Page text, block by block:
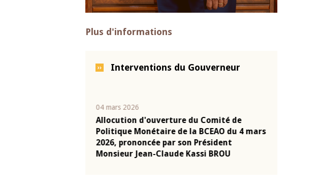
Plus d'informations
Interventions du Gouverneur
04 mars 2026
Allocution d'ouverture du Comité de
Politique Monétaire de la BCEAO du 4 mars
2026, prononcée par son Président
Monsieur Jean-Claude Kassi BROU